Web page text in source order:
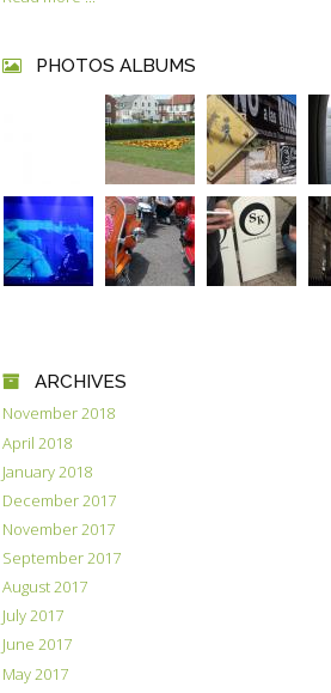
PHOTOS ALBUMS
ARCHIVES
November 2018
April 2018
January 2018
December 2017
November 2017
September 2017
August 2017
July 2017
June 2017
May 2017